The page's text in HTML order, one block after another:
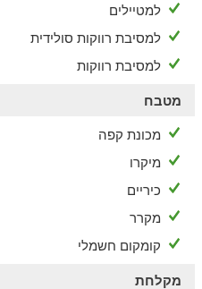
למטיילים
למסיבת רווקות סולידית
למסיבת רווקות
מטבח
מכונת קפה
מיקרו
כיריים
מקרר
קומקום חשמלי
מקלחת